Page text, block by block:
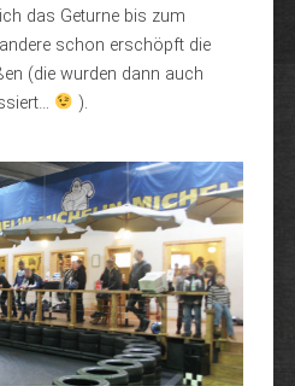
das Geturne bis zum
schon erschöpft die
(die wurden dann auch
).